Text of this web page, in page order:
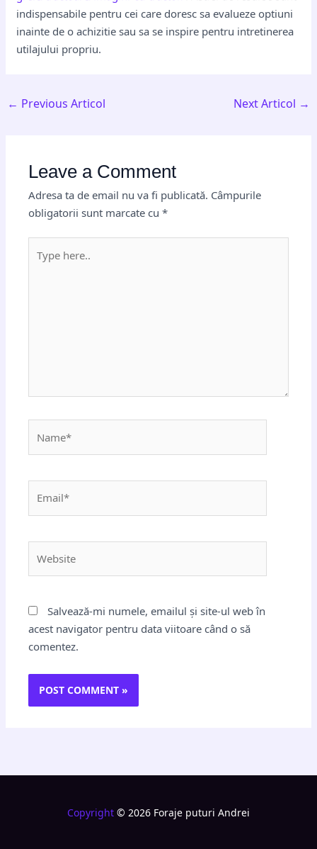
indispensabile pentru cei care doresc sa evalueze optiuni
inainte de o achizitie sau sa se inspire pentru intretinerea
utilajului propriu.
← Previous Articol Next Articol →
Leave a Comment
Adresa ta de email nu va fi publicată. Câmpurile
obligatorii sunt marcate cu*
here..
Salvează-mi numele, emailul și site-ul web în
acest navigator pentru data viitoare când o să
comentez.
Copyright © 2026 Foraje puturi Andrei